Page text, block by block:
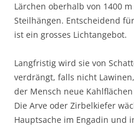
Lärchen oberhalb von 1400
Steilhängen. Entscheidend
ist ein grosses Lichtangebot.
Langfristig wird sie von
verdrängt, falls nicht
der Mensch neue
Die Arve oder Zirbelkiefer
Hauptsache im Engadin und